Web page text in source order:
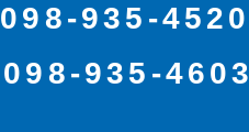
098-935-4520
098-935-4603